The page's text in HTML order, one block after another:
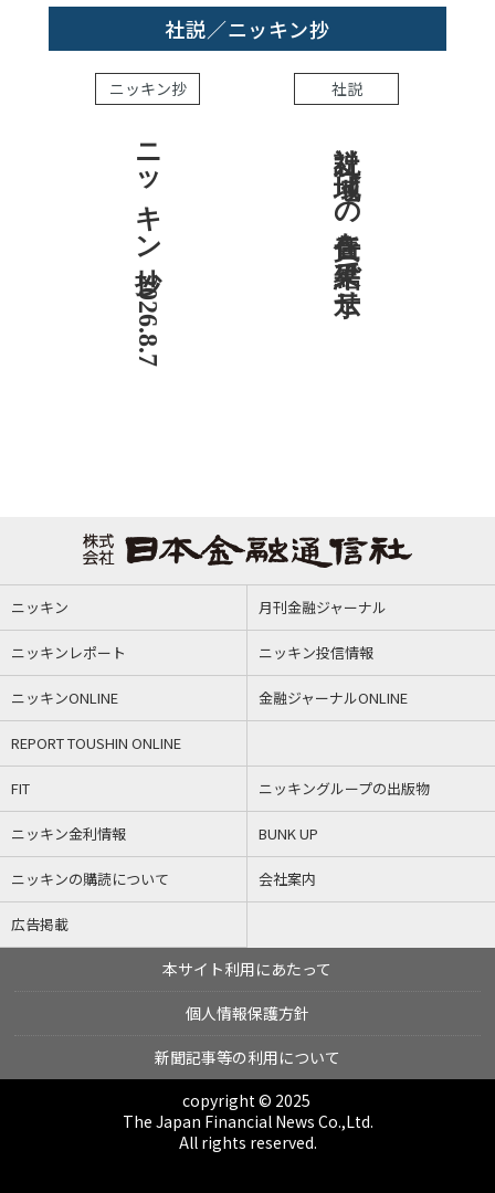
社説／ニッキン抄
ニッキン抄
ニッキン抄 2026.8.7
社説
社説 地域への責任を結果で示せ
ニッキン 月刊金融ジャーナル
ニッキンレポート ニッキン投信情報
ニッキンONLINE 金融ジャーナルONLINE
REPORT TOUSHIN ONLINE
FIT ニッキングループの出版物
ニッキン金利情報 BUNK UP
ニッキンの購読について 会社案内
広告掲載
本サイト利用にあたって
個人情報保護方針
新聞記事等の利用について
copyright © 2025
The Japan Financial News Co.,Ltd.
All rights reserved.